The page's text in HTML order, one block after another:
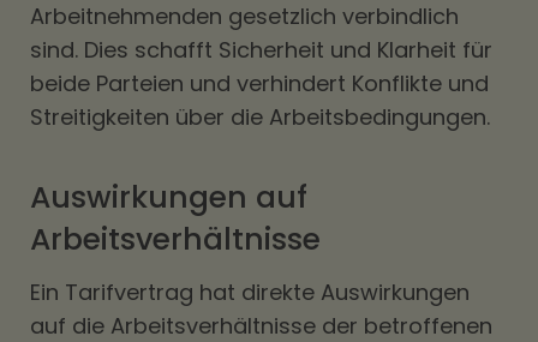
Arbeitnehmenden gesetzlich verbindlich
sind. Dies schafft Sicherheit und Klarheit für
beide Parteien und verhindert Konflikte und
Streitigkeiten über die Arbeitsbedingungen.
Auswirkungen auf
Arbeitsverhältnisse
Ein Tarifvertrag hat direkte Auswirkungen
auf die Arbeitsverhältnisse der betroffenen